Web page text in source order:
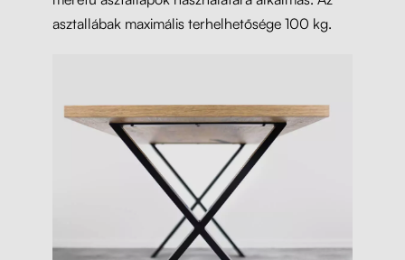
asztallábak maximális terhelhetősége 100 kg.